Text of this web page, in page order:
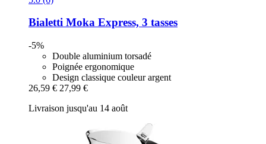
Bialetti Moka Express, 3 tasses
-5%
Double aluminium torsadé
Poignée ergonomique
Design classique couleur argent
26,59 € 27,99 €
Livraison jusqu'au 14 août